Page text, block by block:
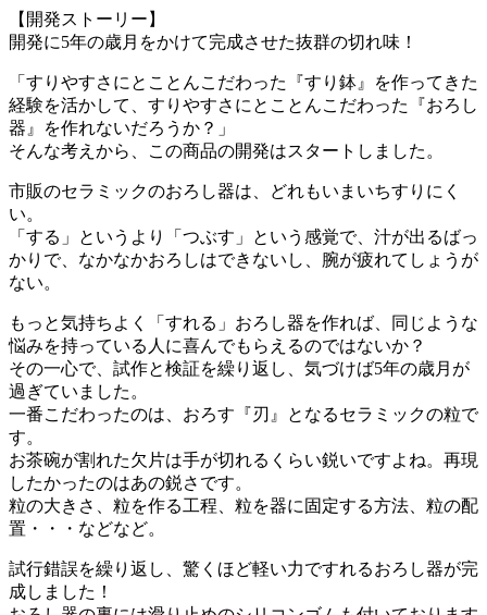
【開発ストーリー】
開発に5年の歳月をかけて完成させた抜群の切れ味！
「すりやすさにとことんこだわった『すり鉢』を作ってきた
経験を活かして、すりやすさにとことんこだわった『おろし
器』を作れないだろうか？」
そんな考えから、この商品の開発はスタートしました。
市販のセラミックのおろし器は、どれもいまいちすりにく
い。
「する」というより「つぶす」という感覚で、汁が出るばっ
かりで、なかなかおろしはできないし、腕が疲れてしょうが
ない。
もっと気持ちよく「すれる」おろし器を作れば、同じような
悩みを持っている人に喜んでもらえるのではないか？
その一心で、試作と検証を繰り返し、気づけば5年の歳月が
過ぎていました。
一番こだわったのは、おろす『刃』となるセラミックの粒で
す。
お茶碗が割れた欠片は手が切れるくらい鋭いですよね。再現
したかったのはあの鋭さです。
粒の大きさ、粒を作る工程、粒を器に固定する方法、粒の配
置・・・などなど。
試行錯誤を繰り返し、驚くほど軽い力ですれるおろし器が完
成しました！